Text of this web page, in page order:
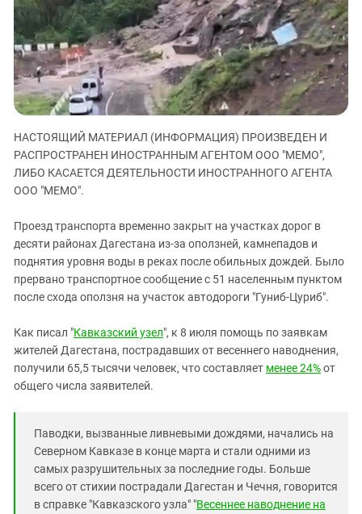
ЗАСТАВЛЯЕТ
КАВКАЗ ЗА ПАЛЕСТИНУ
ИНАКОМЫСЛИЕ В ЧЕЧНЕ
ПРЕСЛЕДОВАНИЕ АКТИВИСТОВ
МОБИЛИЗАЦИЯ И ПРОТЕСТЫ
Дагестан
Ингушетия
Кабардино-Балкария
Калмыкия
Карачаево-Черкесия
Краснодарский край
Российская Федерация
Северная Осетия - Алания
СКФО
Ставропольский край
Южная Осетия
Южный Кавказ
ЮФО
НАСТОЯЩИЙ МАТЕРИАЛ (ИНФОРМАЦИЯ) ПРОИЗВЕДЕН И
РАСПРОСТРАНЕН ИНОСТРАННЫМ АГЕНТОМ ООО "МЕМО",
ЛИБО КАСАЕТСЯ ДЕЯТЕЛЬНОСТИ ИНОСТРАННОГО АГЕНТА
ООО "МЕМО".
Проезд транспорта временно закрыт на участках дорог в
десяти районах Дагестана из-за оползней, камнепадов и
поднятия уровня воды в реках после обильных дождей. Было
прервано транспортное сообщение с 51 населенным пунктом
после схода оползня на участок автодороги "Гуниб-Цуриб".
Как писал "Кавказский узел", к 8 июля помощь по заявкам
жителей Дагестана, пострадавших от весеннего наводнения,
получили 65,5 тысячи человек, что составляет менее 24%от
общего числа заявителей.
Паводки, вызванные ливневыми дождями, начались на
Северном Кавказе в конце марта и стали одними из
самых разрушительных за последние годы. Больше
всего от стихии пострадали Дагестан и Чечня, говорится
в справке "Кавказского узла" "Весеннее наводнение на